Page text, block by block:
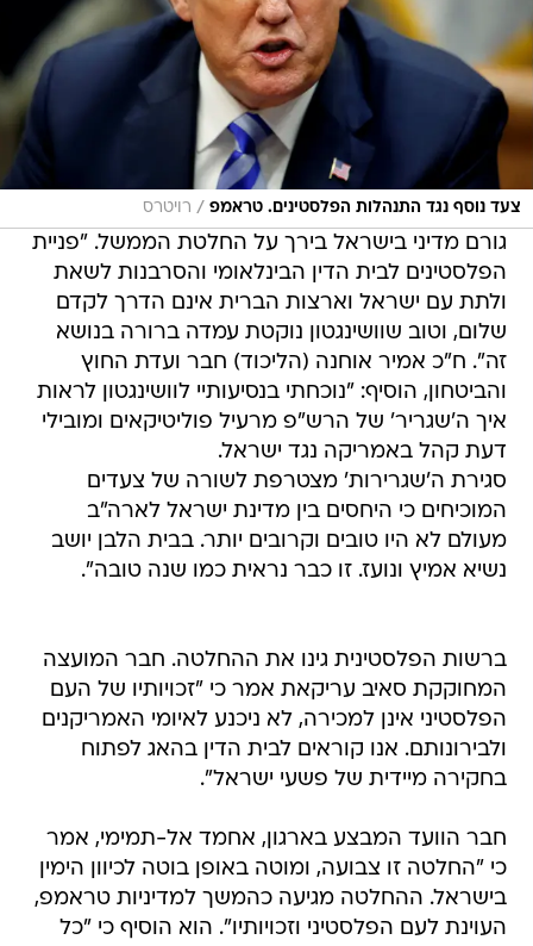
צעד נוסף נגד התנהלות הפלסטינים. טראמפ /
גורם מדיני בישראל בירך על החלטת הממשל. "פניית
הפלסטינים לבית הדין הבינלאומי והסרבנות לשאת
ולתת עם ישראל וארצות הברית אינם הדרך לקדם
שלום, וטוב שוושינגטון נוקטת עמדה ברורה בנושא
זה". ח"כ אמיר אוחנה (הליכוד) חבר ועדת החוץ
והביטחון, הוסיף: "נוכחתי בנסיעותיי לוושינגטון לראות
איך ה'שגריר' של הרש"פ מרעיל פוליטיקאים ומובילי
דעת קהל באמריקה נגד ישראל.
סגירת ה'שגרירות' מצטרפת לשורה של צעדים
המוכיחים כי היחסים בין מדינת ישראל לארה"ב
מעולם לא היו טובים וקרובים יותר. בבית הלבן יושב
נשיא אמיץ ונועז. זו כבר נראית כמו שנה טובה".
הפלסטיני אינן למכירה, לא ניכנע לאיומי האמריקנים
ולבירונותם. אנו קוראים לבית הדין בהאג לפתוח
בחקירה מיידית של פשעי ישראל".
חבר הוועד המבצע בארגון, אחמד אל-תמימי, אמר
בישראל. ההחלטה מגיעה כהמשך למדיניות טראמפ,
העוינת לעם הפלסטיני וזכויותיו". הוא הוסיף כי "כל
הצעדים וההחלטות של האמריקנים לא ימנעו
מההנהגה הפלסטינית להמשיך בצעדים לסיכול